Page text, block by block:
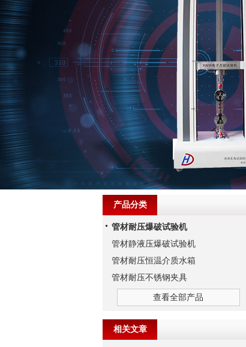
产品分类
管材耐压爆破试验机
管材静液压爆破试验机
管材耐压恒温介质水箱
管材耐压不锈钢夹具
查看全部产品
相关文章